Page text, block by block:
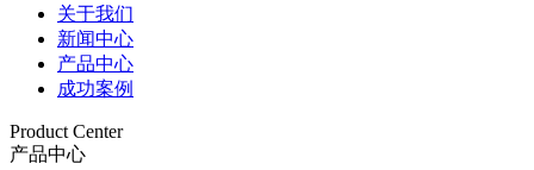
关于我们
新闻中心
产品中心
成功案例
Product Center
产品中心